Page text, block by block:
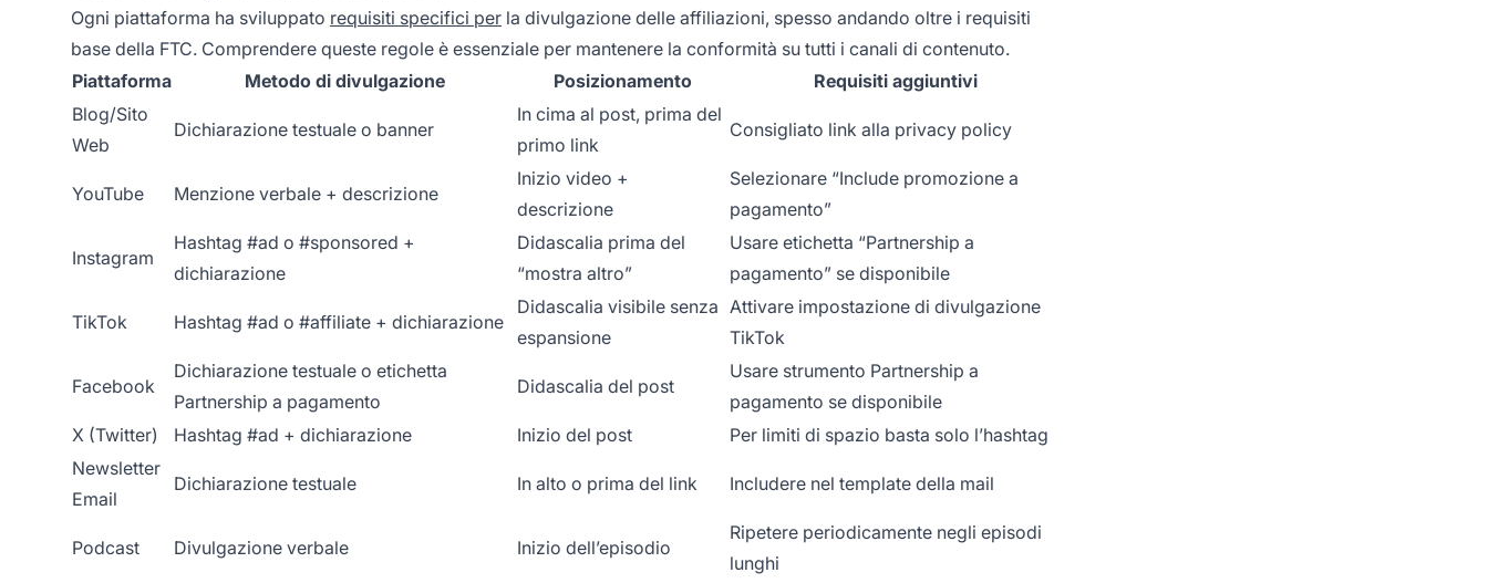
Ogni piattaforma ha sviluppato requisiti specifici per la divulgazione delle affiliazioni, spesso andando oltre i requisiti
base della FTC. Comprendere queste regole è essenziale per mantenere la conformità su tutti i canali di contenuto.
Piattaforma
Metodo di divulgazione Posizionamento
Requisiti aggiuntivi
Blog/Sito
Web
Dichiarazione testuale o banner
In cima al post, prima del
primo link
Consigliato link alla privacy policy
YouTube Menzione verbale + descrizione
Inizio video +
descrizione
Selezionare “Include promozione a
pagamento”
Instagram
Hashtag #ad o #sponsored +
dichiarazione
Didascalia prima del
“mostra altro”
Usare etichetta “Partnership a
pagamento” se disponibile
TikTok Hashtag #ad o #affiliate + dichiarazione
Didascalia visibile senza
espansione
Attivare impostazione di divulgazione
TikTok
Facebook
Dichiarazione testuale o etichetta
Partnership a pagamento
Didascalia del post
Usare strumento Partnership a
pagamento se disponibile
X (Twitter)
Hashtag #ad + dichiarazione Inizio del post
Per limiti di spazio basta solo l’hashtag
Newsletter
Email
Dichiarazione testuale In alto o prima del link Includere nel template della mail
Podcast Divulgazione verbale Inizio dell’episodio
Ripetere periodicamente negli episodi
lunghi